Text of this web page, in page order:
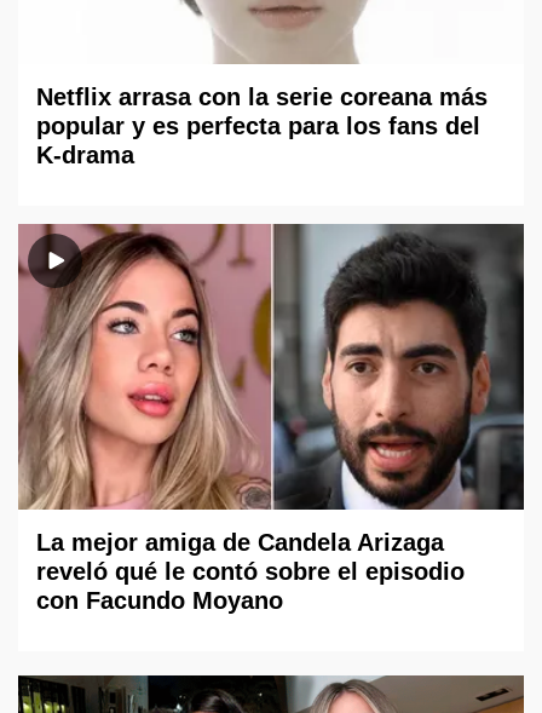
Netflix arrasa con la serie coreana más
popular y es perfecta para los fans del
K-drama
La mejor amiga de Candela Arizaga
reveló qué le contó sobre el episodio
con Facundo Moyano